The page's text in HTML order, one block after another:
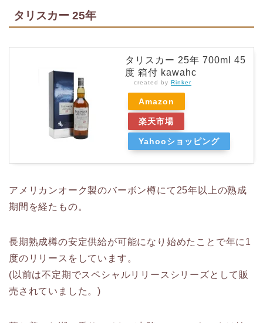
タリスカー 25年
タリスカー 25年 700ml 45
度 箱付 kawahc
created by Rinker
Amazon
楽天市場
Yahooショッピング
アメリカンオーク製のバーボン樽にて25年以上の熟成
期間を経たもの。
長期熟成樽の安定供給が可能になり始めたことで年に1
度のリリースをしています。
(以前は不定期でスペシャルリリースシリーズとして販
売されていました。)